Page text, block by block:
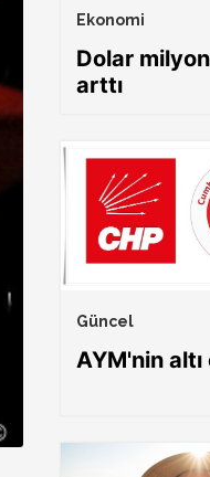
Ekonomi
Dolar
arttı
Güncel
AYM'nin altı